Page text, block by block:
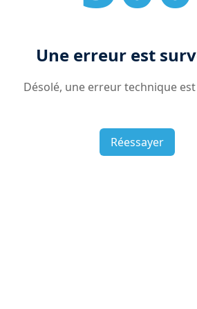
Une erreur est
Désolé, une erreur technique
Réessayer